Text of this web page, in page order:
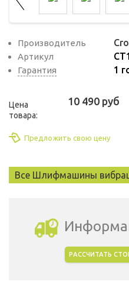
Производитель
Артикул
Гарантия 1
Цена
товара:
10 490 руб
Предложить свою цену
Все Шлифмашины
РАССЧИТАТЬ
маркетинговых и
для